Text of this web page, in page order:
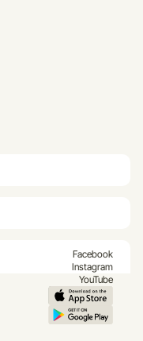
Facebook
Instagram
YouTube